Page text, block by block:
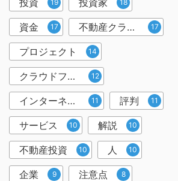
投資 19 投資家 18
資金 17 不動産クラウドファンディング 17
プロジェクト 14
クラウドファンディング投資 12
インターネット 11 評判 11
サービス 10 解説 10
不動産投資 10 人 10
企業 9 注意点 8